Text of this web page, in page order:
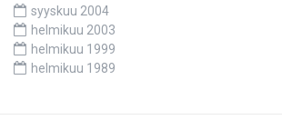
syyskuu 2004
helmikuu 2003
helmikuu 1999
helmikuu 1989